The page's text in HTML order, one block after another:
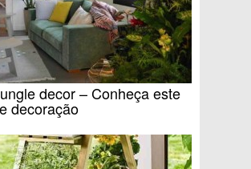
decor – Conheça este
decoração